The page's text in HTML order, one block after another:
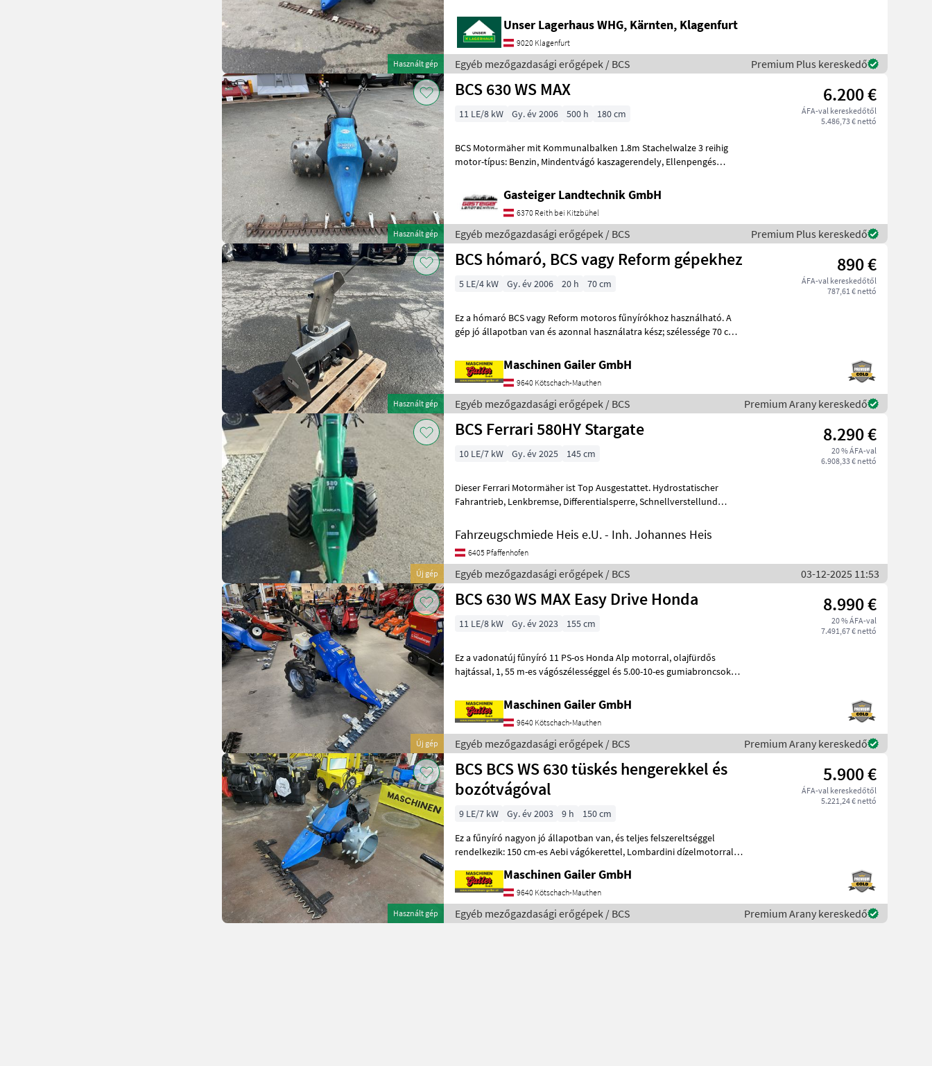
Használt gép
Unser Lagerhaus WHG, Kärnten, Klagenfurt
9020 Klagenfurt
Egyéb mezőgazdasági erőgépek / BCS Premium Plus kereskedő
Használt gép
BCS 630 WS MAX 6.200 €
ÁFA-val kereskedőtől
5.486,73 € nettó
11 LE/8 kW Gy. év 2006 500 h 180 cm
BCS Motormäher mit Kommunalbalken 1.8m Stachelwalze 3 reihig
motor-típus: Benzin, Mindentvágó kaszagerendely, Ellenpengés
Gasteiger Landtechnik GmbH
6370 Reith bei Kitzbühel
Egyéb mezőgazdasági erőgépek / BCS Premium Plus kereskedő
Használt gép
BCS hómaró, BCS vagy Reform gépekhez 890 €
ÁFA-val kereskedőtől
787,61 € nettó
5 LE/4 kW Gy. év 2006 20 h 70 cm
Ez a hómaró BCS vagy Reform motoros fűnyírókhoz használható. A
gép jó állapotban van és azonnal használatra kész; szélessége 70 cm,
Maschinen Gailer GmbH
9640 Kötschach-Mauthen
Egyéb mezőgazdasági erőgépek / BCS Premium Arany kereskedő
Új gép
BCS Ferrari 580HY Stargate 8.290 €
20 % ÁFA-val
6.908,33 € nettó
10 LE/7 kW Gy. év 2025 145 cm
Dieser Ferrari Motormäher ist Top Ausgestattet. Hydrostatischer
Fahrantrieb, Lenkbremse, Differentialsperre, Schnellverstellund
Fahrzeugschmiede Heis e.U. - Inh. Johannes Heis
6405 Pfaffenhofen
Egyéb mezőgazdasági erőgépek / BCS 03-12-2025 11:53
Új gép
BCS 630 WS MAX Easy Drive Honda 8.990 €
20 % ÁFA-val
7.491,67 € nettó
11 LE/8 kW Gy. év 2023 155 cm
Ez a vadonatúj fűnyíró 11 PS-os Honda Alp motorral, olajfürdős
hajtással, 1, 55 m-es vágószélességgel és 5.00-10-es gumiabroncsokkal
Maschinen Gailer GmbH
9640 Kötschach-Mauthen
Egyéb mezőgazdasági erőgépek / BCS Premium Arany kereskedő
Használt gép
BCS BCS WS 630 tüskés hengerekkel és
bozótvágóval
5.900 €
ÁFA-val kereskedőtől
5.221,24 € nettó
9 LE/7 kW Gy. év 2003 9 h
150 cm
Ez a fűnyíró nagyon jó állapotban van, és teljes felszereltséggel
rendelkezik: 150 cm-es Aebi vágókerettel, Lombardini dízelmotorral
Maschinen Gailer GmbH
9640 Kötschach-Mauthen
Egyéb mezőgazdasági erőgépek / BCS Premium Arany kereskedő